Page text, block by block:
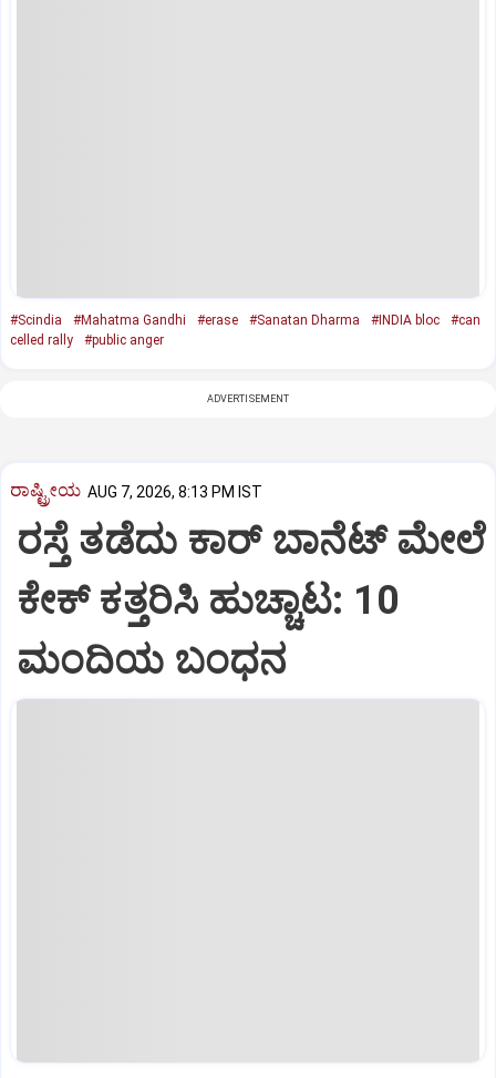
#Scindia #Mahatma Gandhi #erase #Sanatan Dharma #INDIA bloc
#can
celled rally
#public anger
ADVERTISEMENT
ರಾಷ್ಟ್ರೀಯ AUG 7, 2026, 8:13 PM IST
ರಸ್ತೆ ತಡೆದು ಕಾರ್ ಬಾನೆಟ್ ಮೇಲೆ
ಕೇಕ್ ಕತ್ತರಿಸಿ ಹುಚ್ಚಾಟ: 10
ಮಂದಿಯ ಬಂಧನ